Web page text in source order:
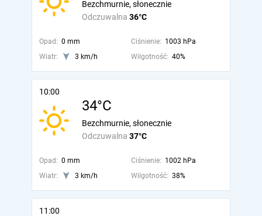
Odczuwalna 36°C
Bezchmurnie, słonecznie
Opad: 0 mm Ciśnienie: 1003 hPa
Wiatr:
3 km/h Wilgotność: 40%
10:00
34°C
Odczuwalna 37°C
Bezchmurnie, słonecznie
Opad: 0 mm Ciśnienie: 1002 hPa
Wiatr:
3 km/h Wilgotność: 38%
11:00